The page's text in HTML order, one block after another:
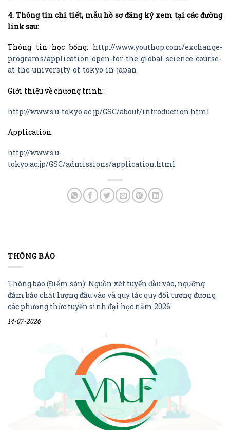
4. Thông tin chi tiết, mẫu hồ sơ đăng ký xem tại các đường
link sau:
Thông tin học bổng: http://www.youthop.com/exchange-
programs/application-open-for-the-global-science-course-
at-the-university-of-tokyo-in-japan
Giới thiệu về chương trình:
http://www.s.u-tokyo.ac.jp/GSC/about/introduction.html
Application:
http://www.s.u-
tokyo.ac.jp/GSC/admissions/application.html
THÔNG BÁO
Thông báo (Điểm sàn): Nguồn xét tuyển đầu vào, ngưỡng
đảm bảo chất lượng đầu vào và quy tắc quy đổi tương đương
các phương thức tuyển sinh đại học năm 2026
14-07-2026